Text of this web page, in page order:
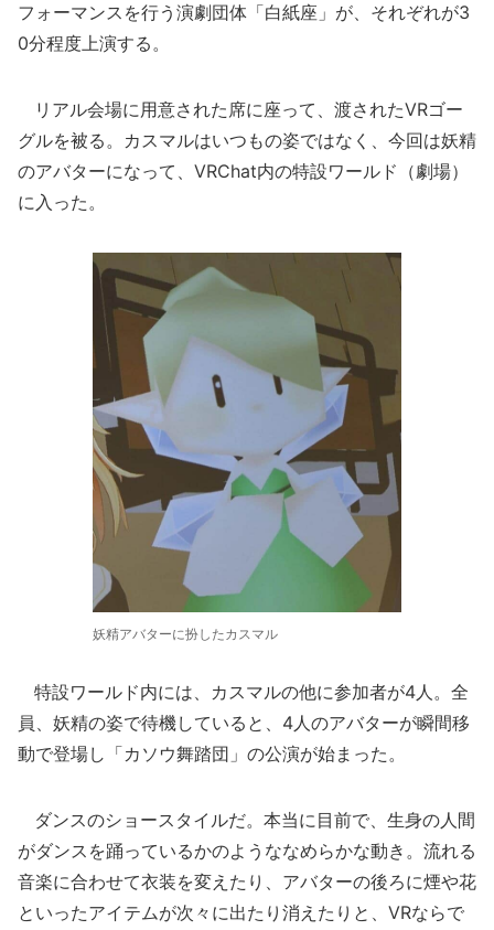
フォーマンスを行う演劇団体「白紙座」が、それぞれが3
0分程度上演する。
リアル会場に用意された席に座って、渡されたVRゴー
グルを被る。カスマルはいつもの姿ではなく、今回は妖精
のアバターになって、VRChat内の特設ワールド（劇場）
に入った。
妖精アバターに扮したカスマル
特設ワールド内には、カスマルの他に参加者が4人。全
員、妖精の姿で待機していると、4人のアバターが瞬間移
動で登場し「カソウ舞踏団」の公演が始まった。
ダンスのショースタイルだ。本当に目前で、生身の人間
がダンスを踊っているかのようななめらかな動き。流れる
音楽に合わせて衣装を変えたり、アバターの後ろに煙や花
といったアイテムが次々に出たり消えたりと、VRならで